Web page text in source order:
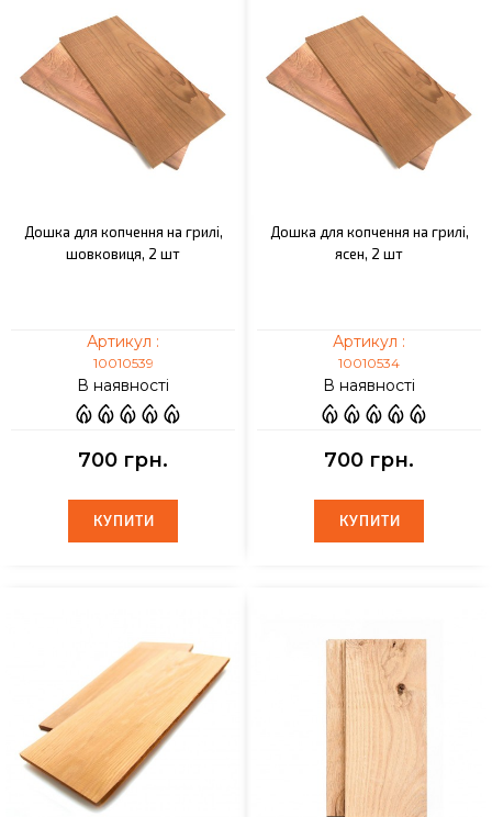
Дошка для копчення на грилі,
шовковиця, 2 шт
Артикул :
10010539
В наявності
700 грн.
КУПИТИ
КУПИТИ
Дошка для копчення на грилі,
ясен, 2 шт
Артикул :
10010534
В наявності
700 грн.
КУПИТИ
КУПИТИ